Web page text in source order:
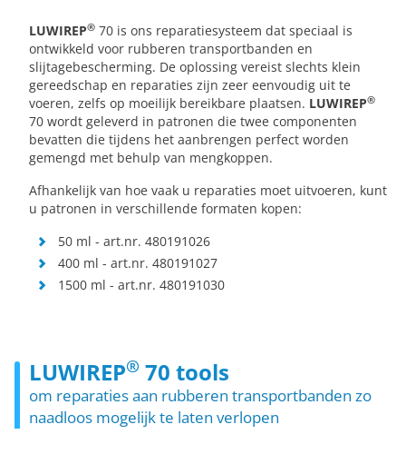
LUWIREP® 70 is ons reparatiesysteem dat speciaal is
ontwikkeld voor rubberen transportbanden en
slijtagebescherming. De oplossing vereist slechts klein
gereedschap en reparaties zijn zeer eenvoudig uit te
voeren, zelfs op moeilijk bereikbare plaatsen. LUWIREP®
70 wordt geleverd in patronen die twee componenten
bevatten die tijdens het aanbrengen perfect worden
gemengd met behulp van mengkoppen.
Afhankelijk van hoe vaak u reparaties moet uitvoeren, kunt
u patronen in verschillende formaten kopen:
50 ml - art.nr. 480191026
400 ml - art.nr. 480191027
1500 ml - art.nr. 480191030
LUWIREP® 70 tools
om reparaties aan rubberen transportbanden zo
naadloos mogelijk te laten verlopen